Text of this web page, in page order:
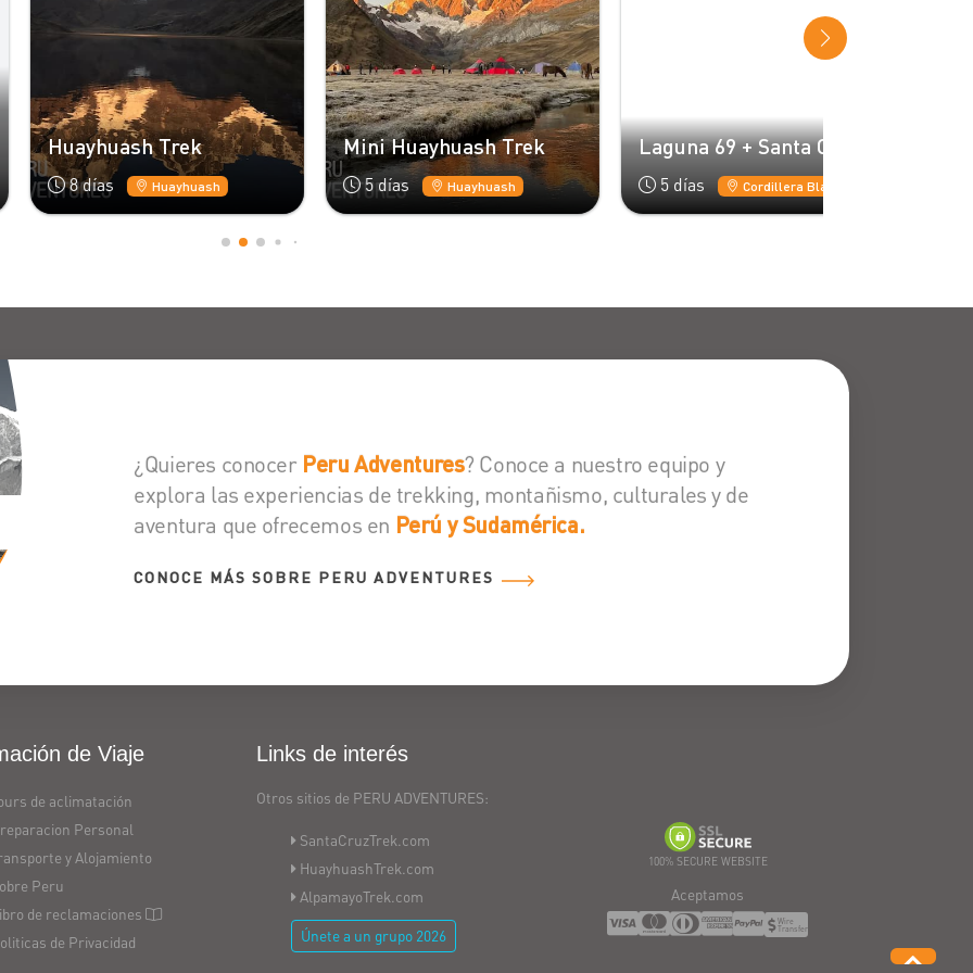
Trek
8 días Huayhuash
Mini Huayhuash Trek
5 días Huayhuash
Laguna 69 + Santa Cruz
5 días Cordillera Blanca
¿Quieres conocer Peru Adventures? Conoce a nuestro equipo y
explora las experiencias de trekking, montañismo, culturales y de
aventura que ofrecemos en Perú y Sudamérica.
CONOCE MÁS SOBRE PERU ADVENTURES
de Viaje
de aclimatación
Personal
y Alojamiento
Peru
de reclamaciones
de Privacidad
Links de interés
Otros sitios de PERU ADVENTURES:
SantaCruzTrek.com
HuayhuashTrek.com
AlpamayoTrek.com
Únete a un grupo 2026
100% SECURE WEBSITE
Aceptamos
Wire
Transfer